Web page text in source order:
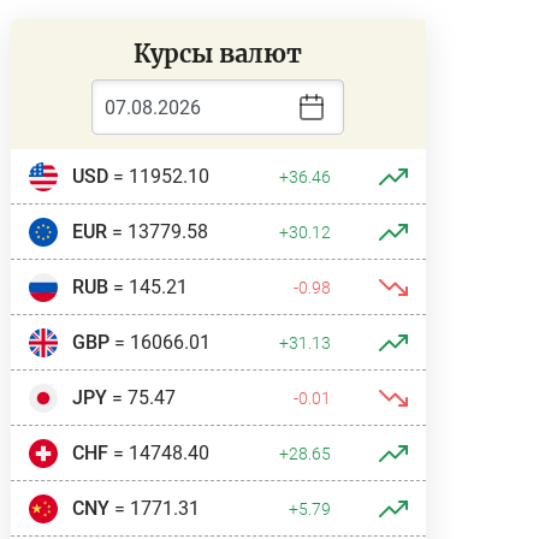
Курсы валют
USD= 11952.10 +36.46
EUR= 13779.58 +30.12
RUB= 145.21 -0.98
GBP= 16066.01 +31.13
JPY= 75.47 -0.01
CHF= 14748.40 +28.65
CNY= 1771.31 +5.79